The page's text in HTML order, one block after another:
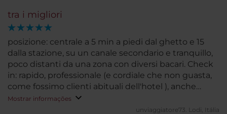
tra i migliori
posizione: centrale a 5 min a piedi dal ghetto e 15
dalla stazione, su un canale secondario e tranquillo,
poco distanti da una zona con diversi bacari. Check
in: rapido, professionale (e cordiale che non guasta,
come fossimo clienti abituali dell'hotel ), anche
comodo (seduti su comode sedie! prima volta...).
Upgrade con stanza sul canale, silenziosissima e
Mostrar informações
unviaggiatore73.
Lodi, Itália